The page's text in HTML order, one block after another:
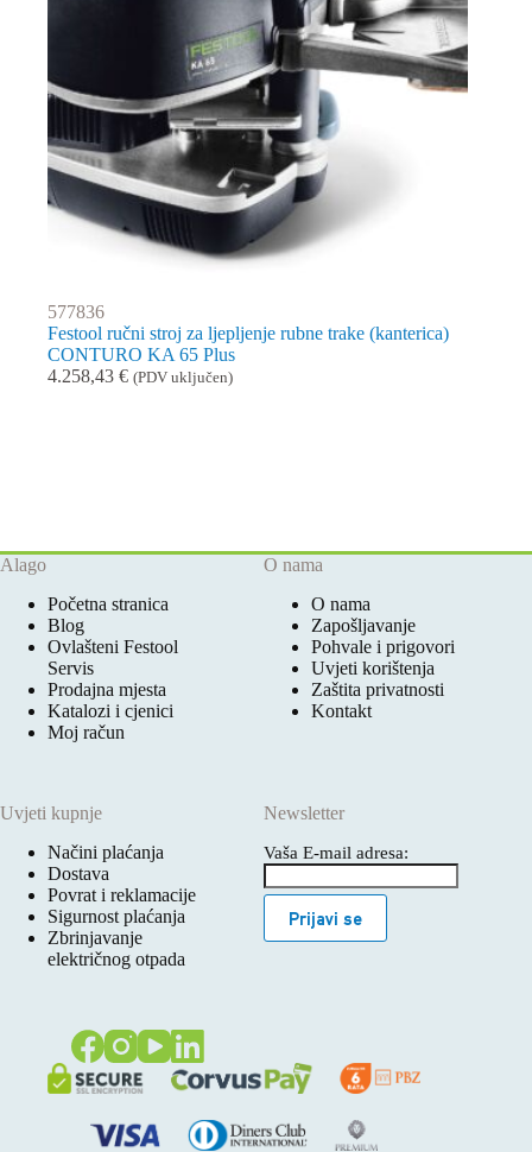
577836
Festool ručni stroj za ljepljenje rubne trake (kanterica)
CONTURO KA 65 Plus
4.258,43 € (PDV uključen)
Alago
Početna stranica
Blog
Ovlašteni Festool
Servis
Prodajna mjesta
Katalozi i cjenici
Moj račun
O nama
O nama
Zapošljavanje
Pohvale i prigovori
Uvjeti korištenja
Zaštita privatnosti
Kontakt
Uvjeti kupnje
Načini plaćanja
Dostava
Povrat i reklamacije
Sigurnost plaćanja
Zbrinjavanje
električnog otpada
Newsletter
Vaša E-mail adresa:
Prijavi se